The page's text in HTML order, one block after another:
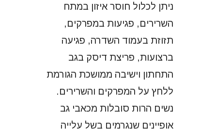
ניתן לכלול חוסר איזון במתח
השרירים, פגיעות במפרקים,
תזוזת בעמוד השדרה, פגיעה
ברצועות, פריצת דיסק בגב
התחתון וישיבה ממושכת הגורמת
ללחץ על המפרקים והשרירים.
נשים הרות סובלות מכאבי גב
אופיינים שנגרמים בשל עלייה